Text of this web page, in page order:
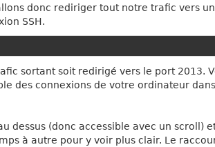
donc rediriger tout notre trafic vers un
SSH.
sortant soit redirigé vers le port 2013.
des connexions de votre ordinateur
dessus (donc accessible avec un scroll)
à autre pour y voir plus clair. Le